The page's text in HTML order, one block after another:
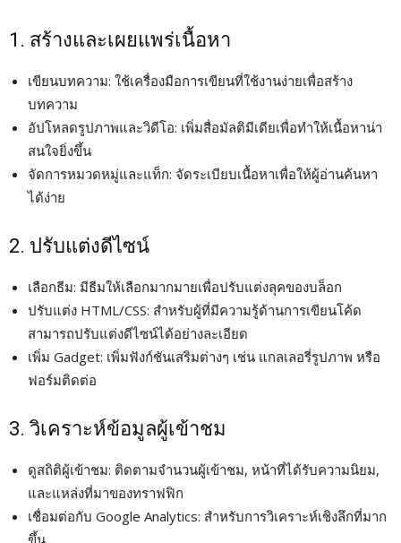
1. สร้างและเผยแพร่เนื้อหา
เขียนบทความ: ใช้เครื่องมือการเขียนที่ใช้งานง่ายเพื่อสร้าง
บทความ
อัปโหลดรูปภาพและวิดีโอ: เพิ่มสื่อมัลติมีเดียเพื่อทำให้เนื้อหาน่า
สนใจยิ่งขึ้น
จัดการหมวดหมู่และแท็ก: จัดระเบียบเนื้อหาเพื่อให้ผู้อ่านค้นหา
ได้ง่าย
2. ปรับแต่งดีไซน์
เลือกธีม: มีธีมให้เลือกมากมายเพื่อปรับแต่งลุคของบล็อก
ปรับแต่ง HTML/CSS: สำหรับผู้ที่มีความรู้ด้านการเขียนโค้ด
สามารถปรับแต่งดีไซน์ได้อย่างละเอียด
เพิ่ม Gadget: เพิ่มฟังก์ชันเสริมต่างๆ เช่น แกลเลอรี่รูปภาพ หรือ
ฟอร์มติดต่อ
3. วิเคราะห์ข้อมูลผู้เข้าชม
ดูสถิติผู้เข้าชม: ติดตามจำนวนผู้เข้าชม, หน้าที่ได้รับความนิยม,
และแหล่งที่มาของทราฟฟิก
เชื่อมต่อกับ Google Analytics: สำหรับการวิเคราะห์เชิงลึกที่มาก
ขึ้น